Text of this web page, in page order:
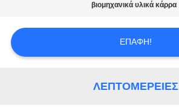
ΕΙΔΉΣΕΙΣ
βιομηχανικά υλικά κάρρα
ΕΠΑΦΉ!
ΛΕΠΤΟΜΈΡΕΙΕΣ